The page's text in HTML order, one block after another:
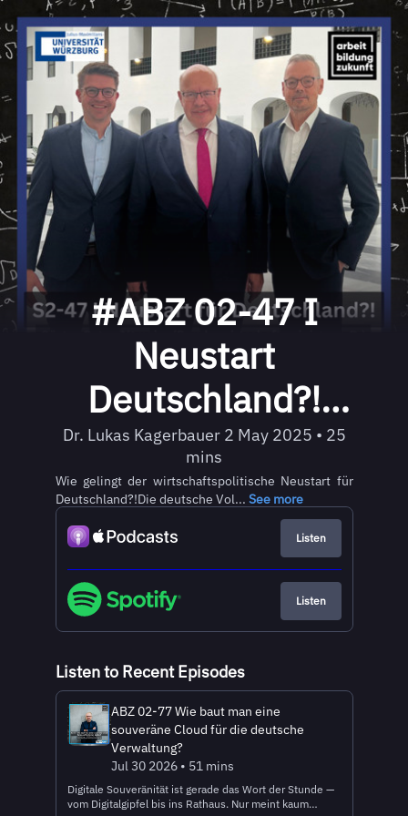
#ABZ 02-47 I
Neustart
Deutschland?!
(Gäste: Peter
Altmaier und Prof.
Dr. Peter
Bofinger)
Dr. Lukas Kagerbauer 2 May 2025 • 25
mins
Wie gelingt der wirtschaftspolitische Neustart für
Deutschland?!Die deutsche Vol... See more
Listen
Listen
Listen to Recent Episodes
ABZ 02-77 Wie baut man eine
souveräne Cloud für die deutsche
Verwaltung?
Jul 30 2026 • 51 mins
Digitale Souveränität ist gerade das Wort der Stunde —
vom Digitalgipfel bis ins Rathaus. Nur meint kaum